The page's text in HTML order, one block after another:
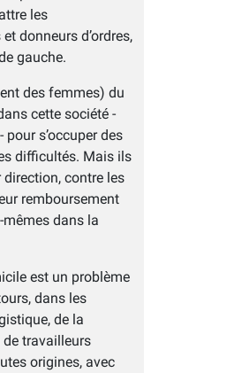
les
donneurs d’ordres,
gauche.
des femmes) du
cette société -
s’occuper des
difficultés. Mais ils
contre les
remboursement
dans la
est un problème
dans les
de la
travailleurs
origines, avec